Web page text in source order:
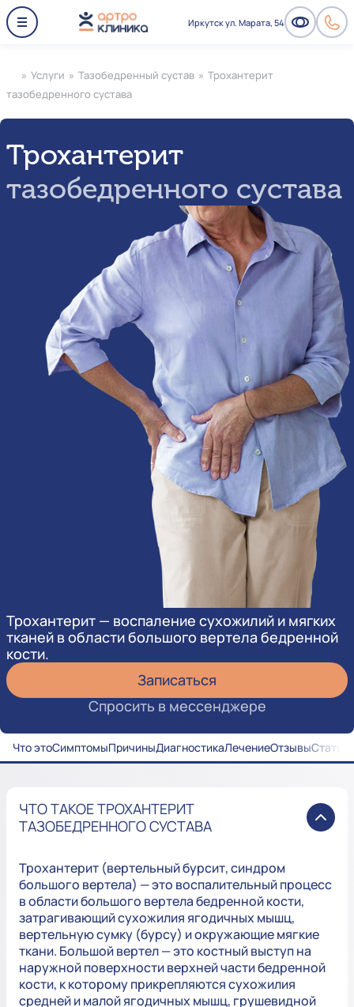
Иркутск ул. Марата, 54
» Услуги » Тазобедренный сустав » Трохантерит
тазобедренного сустава
Трохантерит
тазобедренного сустава
Трохантерит — воспаление сухожилий и мягких
тканей в области большого вертела бедренной
кости.
Записаться
Спросить в мессенджере
Что этоСимптомыПричиныДиагностикаЛечениеОтзывыСтатьи
ЧТО ТАКОЕ ТРОХАНТЕРИТ
ТАЗОБЕДРЕННОГО СУСТАВА
Трохантерит (вертельный бурсит, синдром
большого вертела) — это воспалительный процесс
в области большого вертела бедренной кости,
затрагивающий сухожилия ягодичных мышц,
вертельную сумку (бурсу) и окружающие мягкие
ткани. Большой вертел — это костный выступ на
наружной поверхности верхней части бедренной
кости, к которому прикрепляются сухожилия
средней и малой ягодичных мышц, грушевидной